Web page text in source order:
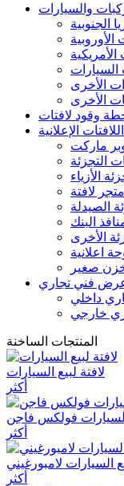
والسيارات
الجنوبية
الأوروبية
السيارات
الأخرى
الأخرى
وقود لافتات
الإعلانية
ماركت
التجزئة
الأزياء
لافتة
الصيدلة
البنك
الأخرى
اعلانية
صغير
فني تجاري
داخلي
خارجي
المنتجات الساخنة
لافتة لبيع السيارات
أكثر
السيارات فولكس فاجن
أكثر
السيارات لامبورغيني
أكثر